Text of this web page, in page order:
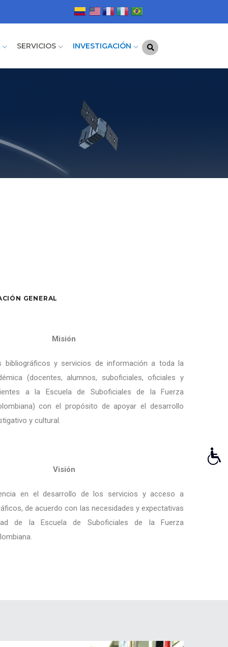
SERVICIOS INVESTIGACIÓN
GENERAL
Misión
bibliográficos y servicios de información a toda la
(docentes, alumnos, suboficiales, oficiales y
a la Escuela de Suboficiales de la Fuerza
con el propósito de apoyar el desarrollo
y cultural.
Visión
en el desarrollo de los servicios y acceso a
de acuerdo con las necesidades y expectativas
de la Escuela de Suboficiales de la Fuerza